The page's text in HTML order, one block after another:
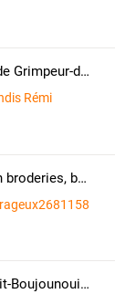
le blog de Grimpeur-du-26
Rémi
Création broderies, broderies gratuites et broderies à moins de 2€
Hayat Ait-Boujounoui - Blog de poésie... et d'humeur